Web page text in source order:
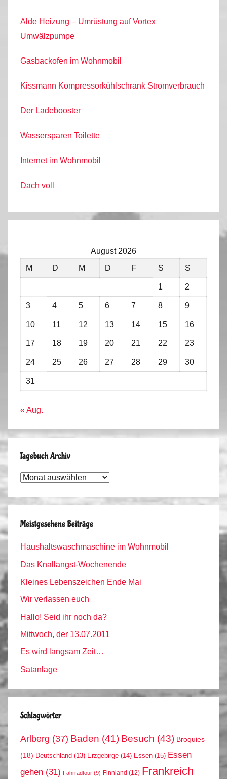
Alde Heizung – Umrüstung auf Vortex
Umwälzpumpe
Gasbackofen im Wohnmobil
Kissmann Kompressorkühlschrank Stromverbrauch
Der Ladebooster
Wassersparen Toilette
Internet im Wohnmobil
Dach voll
August 2026
M
D M D F S S
1 2
3 4 5 6 7 8 9
10 11 12 13 14 15 16
17 18 19 20 21 22 23
24 25 26 27 28 29 30
31
« Aug.
Tagebuch Archiv
Tagebuch
Meistgesehene Beiträge
Haushaltswaschmaschine im Wohnmobil
Das Knallangst-Wochenende
Kleines Lebenszeichen Ende Mai
Wir verlassen euch
Hallo! Seid ihr noch da?
Mittwoch, der 13.07.2011
Es wird langsam Zeit…
Satanlage
Schlagwörter
Arlberg (37) Baden (41) Besuch (43) Broquies
(18) Deutschland (13) Erzgebirge (14) Essen (15) Essen
gehen (31) Fahrradtour (9) Finnland (12) Frankreich